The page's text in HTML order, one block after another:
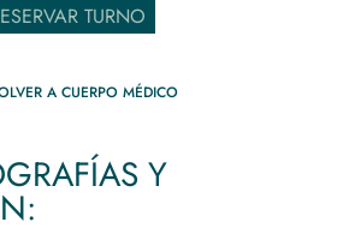
TURNO
A CUERPO MÉDICO
Y